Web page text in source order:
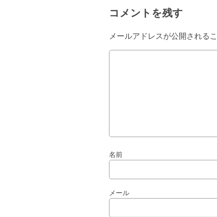
コメントを残す
メールアドレスが公開される
名前
メール